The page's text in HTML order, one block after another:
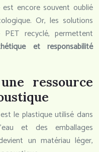
encore souvent oublié
Or, les solutions
recyclé, permettent
et responsabilité
ressource
le plastique utilisé dans
et des emballages
un matériau léger,